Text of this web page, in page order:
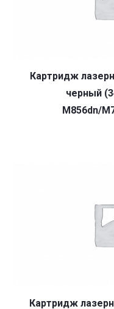
Картридж
черный
M856dn/
Картридж